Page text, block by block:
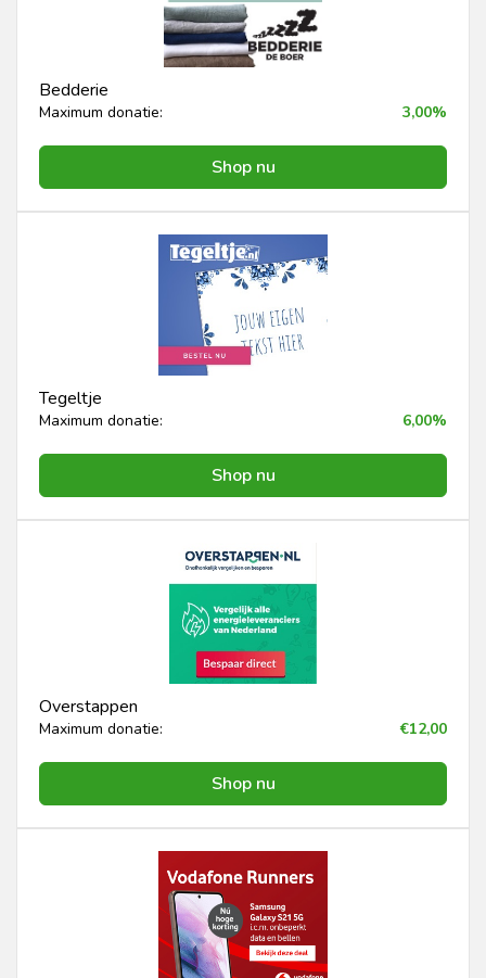
Bedderie
Maximum donatie: 3,00%
Shop nu
Tegeltje
Maximum donatie: 6,00%
Shop nu
Overstappen
Maximum donatie: €12,00
Shop nu